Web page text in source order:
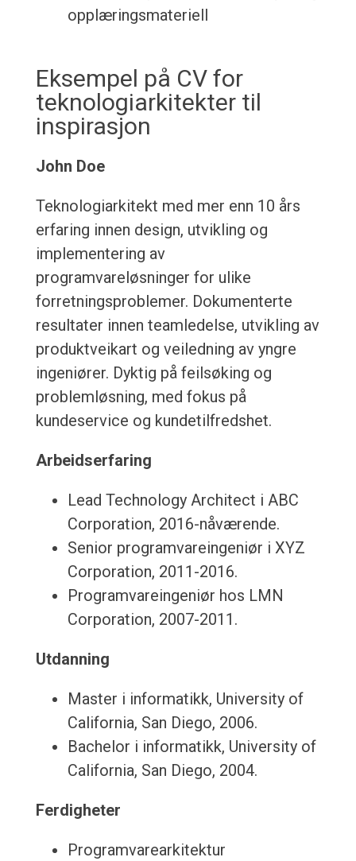
opplæringsmateriell
Eksempel på CV for
teknologiarkitekter til
inspirasjon
John Doe
Teknologiarkitekt med mer enn 10 års
erfaring innen design, utvikling og
implementering av
programvareløsninger for ulike
forretningsproblemer. Dokumenterte
resultater innen teamledelse, utvikling av
produktveikart og veiledning av yngre
ingeniører. Dyktig på feilsøking og
problemløsning, med fokus på
kundeservice og kundetilfredshet.
Arbeidserfaring
Lead Technology Architect i ABC
Corporation, 2016-nåværende.
Senior programvareingeniør i XYZ
Corporation, 2011-2016.
Programvareingeniør hos LMN
Corporation, 2007-2011.
Utdanning
Master i informatikk, University of
California, San Diego, 2006.
Bachelor i informatikk, University of
California, San Diego, 2004.
Ferdigheter
Programvarearkitektur